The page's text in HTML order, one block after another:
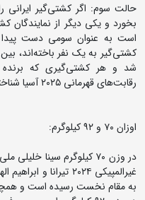
حالت سوم: اگر کشتی‌گیر ایرانی
بخورد و یکی دیگر از نمایندگان
است به عنوان سومی دست پیدا
کشتی‌گیر به یک نفر باخته‌اند،
شد و هر کشتی‌گیری که
رقابت‌های قهرمانی ۲۰۲۵ آسیا شناخته خواهد شد.
اوزان ۷۰ و ۹۲ کیلوگرم:
در وزن ۷۰ کیلوگرم سینا
غیرالمپیکی ۲۰۲۴
به مقام نخست رسیده است و